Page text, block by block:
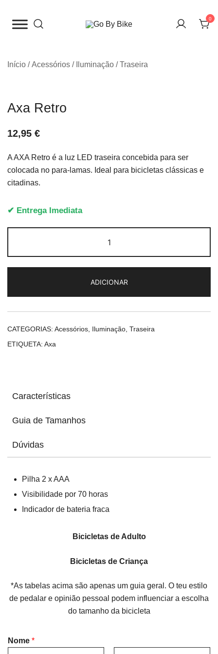
para
0
Início /Acessórios / Iluminação /Traseira
Axa Retro
12,95 €
A AXA Retro é a luz LED traseira concebida para ser
colocada no para-lamas. Ideal para bicicletas clássicas e
citadinas.
✔ Entrega Imediata
de
Axa
ADICIONAR
CATEGORIAS: Acessórios Iluminação Traseira
ETIQUETA: Axa
Características
Guia de Tamanhos
Dúvidas
Pilha 2 x AAA
Visibilidade por 70 horas
Indicador de bateria fraca
Bicicletas de Adulto
Bicicletas de Criança
*As tabelas acima são apenas um guia geral. O teu estilo
de pedalar e opinião pessoal podem influenciar a escolha
do tamanho da bicicleta
Nome *